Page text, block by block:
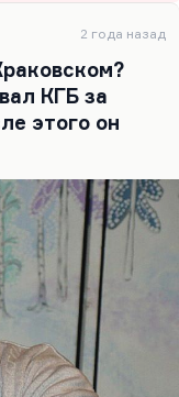
2 года назад
КГБ за
этого он